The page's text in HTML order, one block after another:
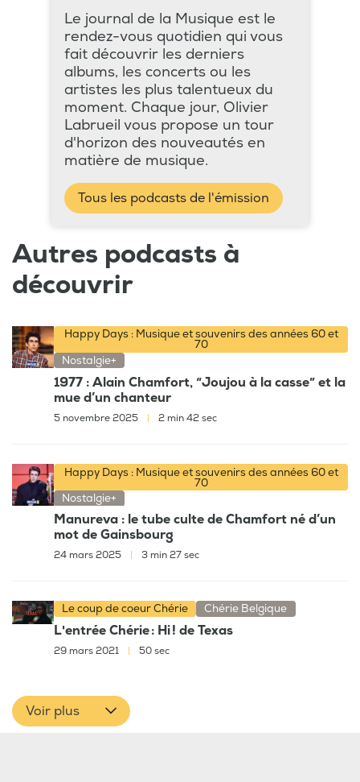
Le journal de la Musique est le
rendez-vous quotidien qui vous
fait découvrir les derniers
albums, les concerts ou les
artistes les plus talentueux du
moment. Chaque jour, Olivier
Labrueil vous propose un tour
d'horizon des nouveautés en
matière de musique.
Tous les podcasts de l'émission
Autres podcasts à
découvrir
Happy Days : Musique et souvenirs des années 60 et
70
Nostalgie+
1977 : Alain Chamfort, “Joujou à la casse” et la
mue d’un chanteur
5 novembre 2025 2 min 42 sec
Happy Days : Musique et souvenirs des années 60 et
70
Nostalgie+
Manureva : le tube culte de Chamfort né d’un
mot de Gainsbourg
24 mars 2025 3 min 27 sec
Le coup de coeur Chérie Chérie Belgique
L'entrée Chérie : Hi ! de Texas
29 mars 2021 50 sec
Voir plus